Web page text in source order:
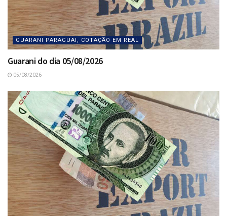
GUARANI PARAGUAI, COTAÇÃO EM REAL
Guarani do dia 05/08/2026
05/08/2026